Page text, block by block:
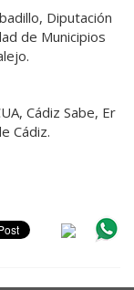
Diputación
de Municipios
Cádiz Sabe, Er
Cádiz.